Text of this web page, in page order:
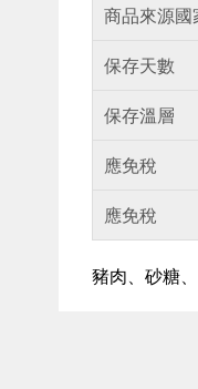
商品來源國
保存天數
保存溫層
應免稅
應免稅
豬肉、砂糖